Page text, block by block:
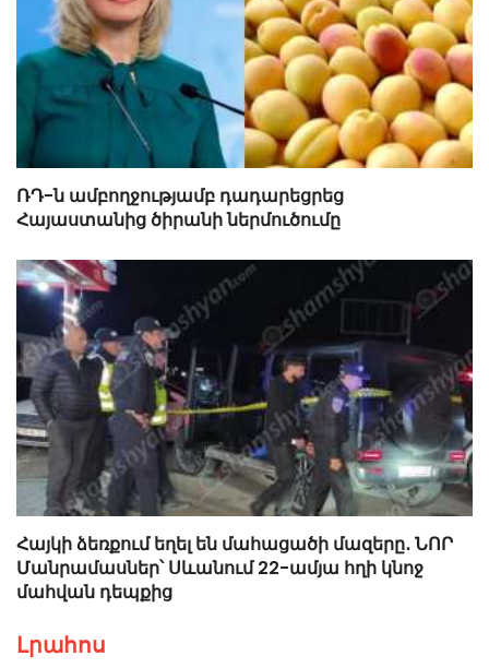
ՌԴ-ն ամբողջությամբ դադարեցրեց
Հայաստանից ծիրանի ներմուծումը
Հայկի ձեռքում եղել են մահացածի մազերը․ ՆՈՐ
Մանրամասներ՝ Սևանում 22-ամյա հղի կնոջ
մահվան դեպքից
Լրահոս